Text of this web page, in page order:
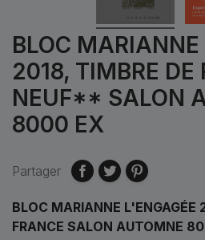
BLOC MARIANNE
2018, TIMBRE DE
NEUF** SALON
8000 EX
Partager
BLOC MARIANNE L'ENGAGÉE
FRANCE SALON AUTOMNE